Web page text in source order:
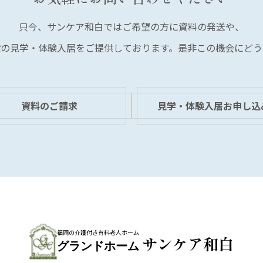
只今、サンケア和白ではご希望の方に資料の発送や、
見学・体験入居を ご提供しております。 是非この機会にど
資料のご請求 見学・体験入居お申し
福岡の介護付き有料老人ホーム
グランドホーム サンケア和白